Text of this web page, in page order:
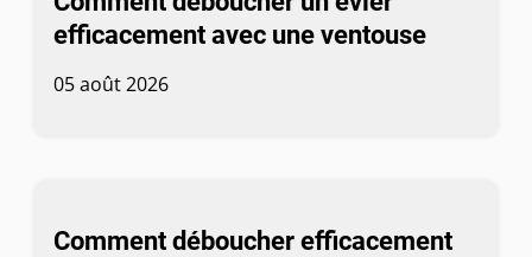
efficacement avec une ventouse
05 août 2026
Comment déboucher efficacement